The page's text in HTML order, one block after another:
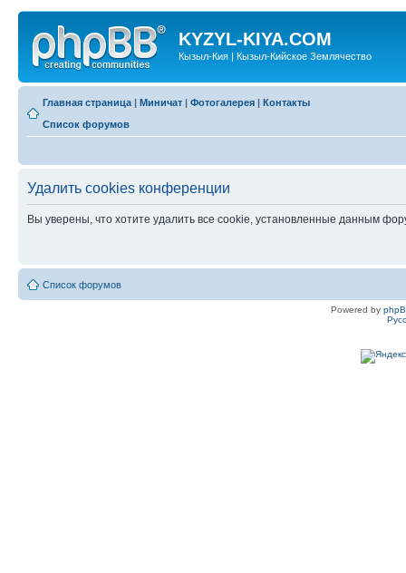
KYZYL-KIYA.COM
Кызыл-Кия | Кызыл-Кийское Землячество
Главная страница | Миничат | Фотогалерея | Контакты
Список форумов
Удалить cookies конференции
Вы уверены, что хотите удалить все cookie, установленные данным
Список форумов
Powered by